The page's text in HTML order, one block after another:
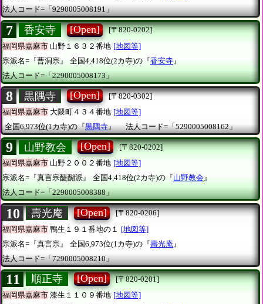
法人コード=「9290005008191」
7 香安寺 [Open]
[〒820-0202]
福岡県嘉麻市 山野１６３２番地 [地図等]
宗派名=『曹洞宗』
全国4,418位(2カ寺)の『香安寺 』
法人コード=「2290005008173」
8 黒隅寺 [Open]
[〒820-0302]
福岡県嘉麻市 大隈町４３４番地 [地図等]
全国6,973位(1カ寺)の『黒隅寺』 法人コード=「5290005008162」
9 山野教会 [Open]
[〒820-0202]
福岡県嘉麻市 山野２００２番地 [地図等]
宗派名=『真言宗醍醐派』
全国4,418位(2カ寺)の『山野教会』
法人コード=「2290005008388」
10 壽光庵 [Open]
[〒820-0206]
福岡県嘉麻市 鴨生１９１番地の１
[地図等]
宗派名=『真言宗』
全国6,973位(1カ寺)の『壽光庵 』
法人コード=「7290005008210」
11 順正寺 [Open]
[〒820-0201]
福岡県嘉麻市 漆生１１０９番地 [地図等]